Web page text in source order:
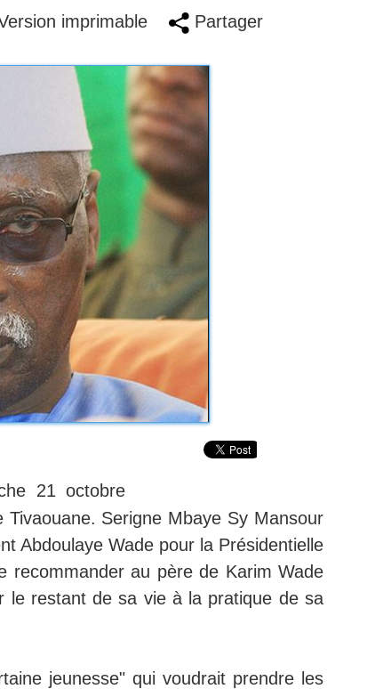
imprimable Partager
21 octobre
Serigne Mbaye Sy Mansour
Abdoulaye Wade pour la Présidentielle
recommander au père de Karim Wade
le restant de sa vie à la pratique de sa
jeunesse" qui voudrait prendre les